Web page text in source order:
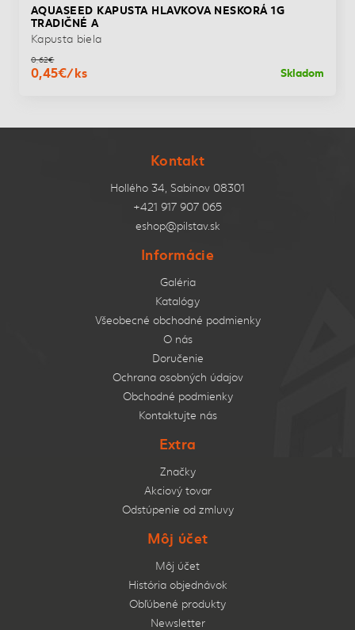
AQUASEED KAPUSTA HLAVKOVA NESKORÁ 1G
TRADIČNÉ A
Kapusta biela
0,62€
0,45€/ks Skladom
Kontakt
Hollého 34, Sabinov 08301
+421 917 907 065
eshop@pilstav.sk
Informácie
Galéria
Katalógy
Všeobecné obchodné podmienky
O nás
Doručenie
Ochrana osobných údajov
Obchodné podmienky
Kontaktujte nás
Extra
Značky
Akciový tovar
Odstúpenie od zmluvy
Môj účet
Môj účet
História objednávok
Obľúbené produkty
Newsletter